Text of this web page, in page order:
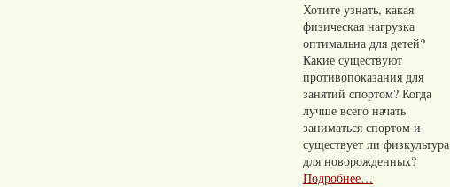
Хотите узнать, какая
физическая нагрузка
оптимальна для детей?
Какие существуют
противопоказания для
занятий спортом? Когда
лучше всего начать
заниматься спортом и
существует ли физкультура
для новорожденных?
Подробнее…